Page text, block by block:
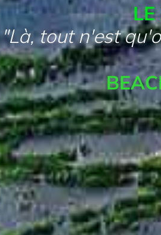
LE
"Là, tout n'est